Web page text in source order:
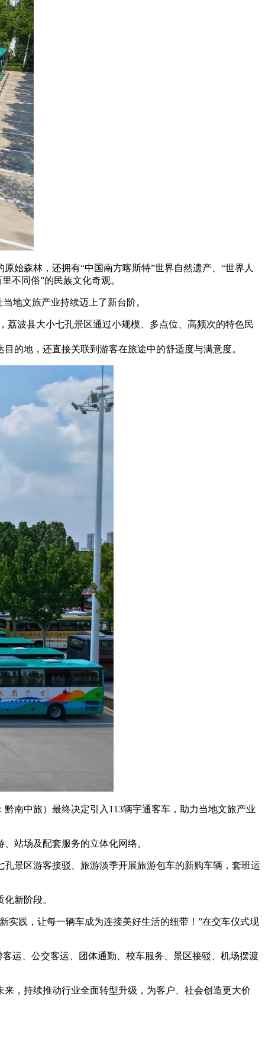
始森林，还拥有“中国南方喀斯特”世界自然遗产、“世界人
不同俗”的民族文化奇观。
地文旅产业持续迈上了新台阶。
荔波县大小七孔景区通过小规模、多点位、高频次的特色民
的地，还直接关联到游客在旅途中的舒适度与满意度。
南中旅）最终决定引入113辆宇通客车，助力当地文旅产业
站场及配套服务的立体化网络。
景区游客接驳、旅游淡季开展旅游包车的新购车辆，套班运
新阶段。
实践，让每一辆车成为连接美好生活的纽带！”在交车仪式现
运、公交客运、团体通勤、校车服务、景区接驳、机场摆渡
，持续推动行业全面转型升级，为客户、社会创造更大价